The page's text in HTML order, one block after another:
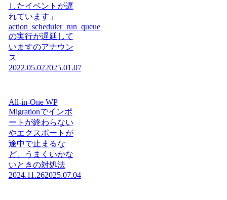
したイベントが遅
れています」
action_scheduler_run_queue
の実行が遅延して
いますのアナウン
ス
2022.05.022025.01.07
All-in-One WP
Migrationでインポ
ートが終わらない
やエクスポートが
途中で止まるな
ど、うまくいかな
いときの対処法
2024.11.262025.07.04